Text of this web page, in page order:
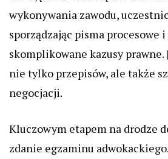
wykonywania zawodu,
sporządzając pisma procesowe
skomplikowane kazusy prawne.
nie tylko przepisów, ale także
negocjacji.
Kluczowym etapem na drodze
zdanie egzaminu